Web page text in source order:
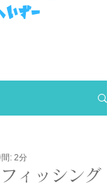
いずー
ィッシング
: 2分